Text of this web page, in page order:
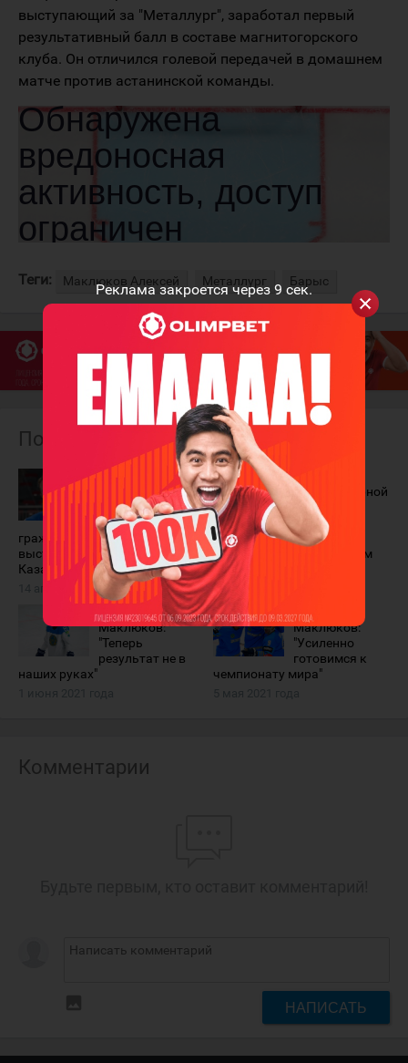
Реклама закроется через 9 сек.
выступающий за "Металлург", заработал первый
результативный балл в составе магнитогорского
клуба. Он отличился голевой передачей в домашнем
матче против астанинской команды.
Теги: Маклюков Алексей Металлург Барыс
Похожие материалы
Алексей
Маклюков
отказался от
казахстанского
гражданства и не будет
выступать за сборную
Казахстана
14 апреля 2023 года
Некоторые
игроки сборной
Казахстана
перестали
выступать в КХЛ под
казахстанским паспортом
26 сентября 2022 года
Алексей
Маклюков:
"Теперь
результат не в
наших руках"
Алексей
Маклюков:
"Усиленно
готовимся к
чемпионату мира"
Комментарии
НАПИСАТЬ